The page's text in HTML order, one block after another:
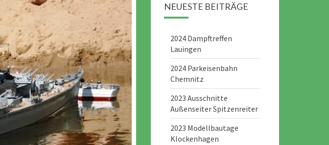
NEUESTE BEITRÄGE
2024 Dampftreffen
Lauingen
2024 Parkeisenbahn
Chemnitz
2023 Ausschnitte
Außenseiter Spitzenreiter
2023 Modellbautage
Klockenhagen